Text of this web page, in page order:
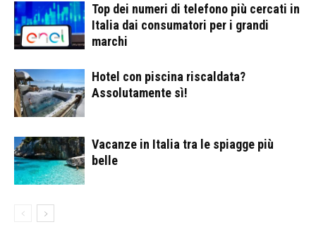
Top dei numeri di telefono più cercati in
Italia dai consumatori per i grandi
marchi
Hotel con piscina riscaldata?
Assolutamente sì!
Vacanze in Italia tra le spiagge più
belle